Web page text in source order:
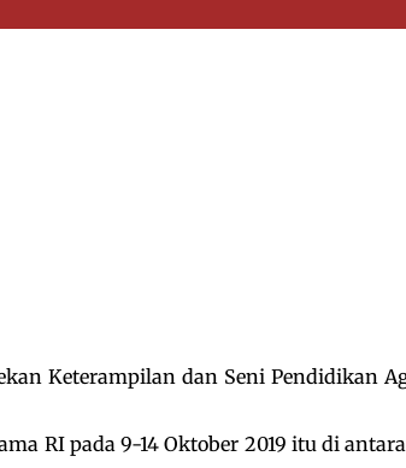
Keterampilan dan Seni Pendidikan
RI pada 9-14 Oktober 2019 itu di